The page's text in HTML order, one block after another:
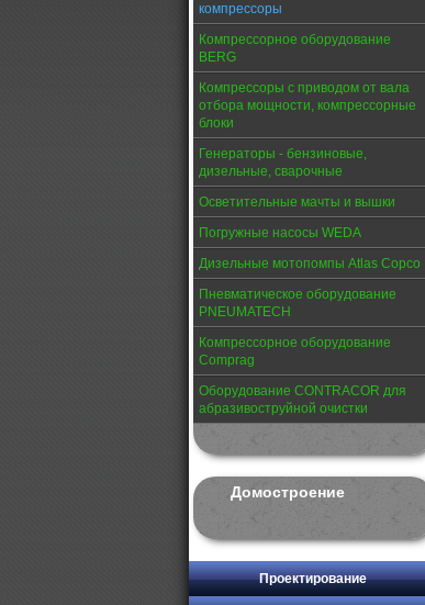
компрессоры
Компрессорное оборудование
BERG
Компрессоры с приводом от вала
отбора мощности, компрессорные
блоки
Генераторы - бензиновые,
дизельные, сварочные
Осветительные мачты и вышки
Погружные насосы WEDA
Дизельные мотопомпы Atlas Copco
Пневматическое оборудование
PNEUMATECH
Компрессорное оборудование
Comprag
Оборудование CONTRACOR для
абразивоструйной очистки
Домостроение
Проектирование